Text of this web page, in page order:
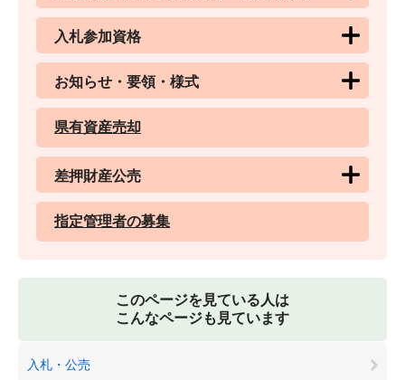
入札参加資格
お知らせ・要領・様式
県有資産売却
差押財産公売
指定管理者の募集
このページを見ている人は
こんなページも見ています
入札・公売